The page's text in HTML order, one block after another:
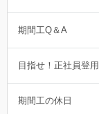
期間工Q＆A
目指せ！正社員登用
期間工の休日